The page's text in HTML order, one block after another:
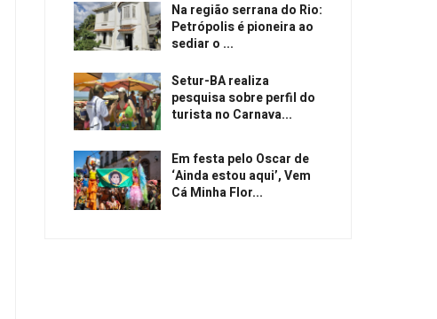
Na região serrana do Rio:
Petrópolis é pioneira ao
sediar o ...
Setur-BA realiza
pesquisa sobre perfil do
turista no Carnava...
Em festa pelo Oscar de
‘Ainda estou aqui’, Vem
Cá Minha Flor...